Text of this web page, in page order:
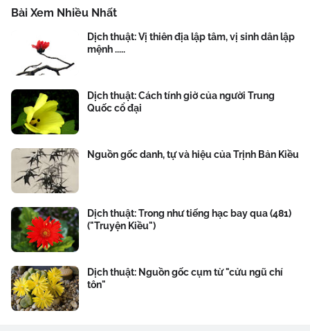
Bài Xem Nhiều Nhất
Dịch thuật: Vị thiên địa lập tâm, vị sinh dân lập
mệnh .....
Dịch thuật: Cách tính giờ của người Trung
Quốc cổ đại
Nguồn gốc danh, tự và hiệu của Trịnh Bản Kiều
Dịch thuật: Trong như tiếng hạc bay qua (481)
("Truyện Kiều")
Dịch thuật: Nguồn gốc cụm từ "cửu ngũ chí
tôn"